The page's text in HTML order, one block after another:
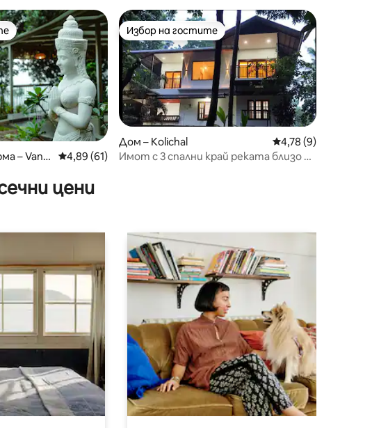
– Vanc
Средна оценка: 4,89 от 5, 61 отзива
4,89 (61)
Избор на гостите
Избор на гостите
Дом – Kolichal Средна оценка:
4,78 (9)
Имот с 3 спални край реката близо до
цени